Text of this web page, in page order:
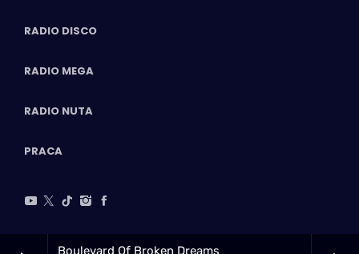
Boulevard Of Broken Dreams
RADIO DISCO
RADIO MEGA
RADIO NUTA
PRACA